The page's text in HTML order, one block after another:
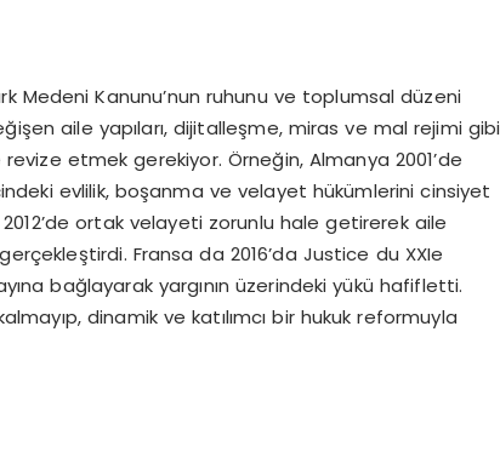
Medeni Kanunu’nun ruhunu ve toplumsal düzeni
aile yapıları, dijitalleşme, miras ve mal rejimi gibi
etmek gerekiyor. Örneğin, Almanya 2001’de
evlilik, boşanma ve velayet hükümlerini cinsiyet
ortak velayeti zorunlu hale getirerek aile
Fransa da 2016’da Justice du XXIe
bağlayarak yargının üzerindeki yükü hafifletti.
dinamik ve katılımcı bir hukuk reformuyla